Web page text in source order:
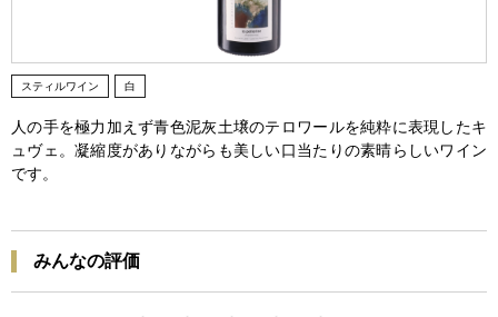
スティルワイン 白
人の手を極力加えず青色泥灰土壌のテロワールを純粋に表現したキ
ュヴェ。凝縮度がありながらも美しい口当たりの素晴らしいワイン
です。
みんなの評価